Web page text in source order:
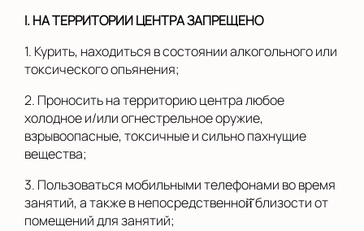
I. НА ТЕРРИТОРИИ ЦЕНТРА ЗАПРЕЩЕНО
1. Курить, находиться в состоянии алкогольного или
токсического опьянения;
2. Проносить на территорию центра любое
холодное и/или огнестрельное оружие,
взрывоопасные, токсичные и сильно пахнущие
вещества;
3. Пользоваться мобильными телефонами во время
занятий, а также в непосредственной̆ близости от
помещений для занятий;